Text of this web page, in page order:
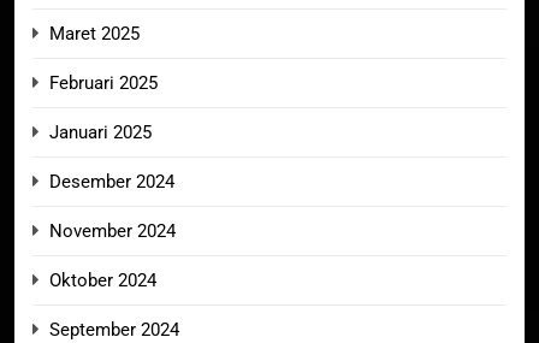
Maret 2025
Februari 2025
Januari 2025
Desember 2024
November 2024
Oktober 2024
September 2024